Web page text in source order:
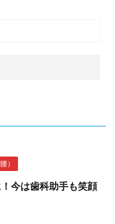
）
今は歯科助手も笑顔